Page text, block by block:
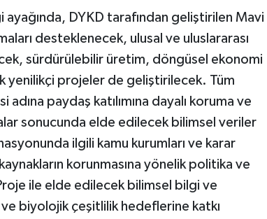
DYKD tarafından geliştirilen Mavi
desteklenecek, ulusal ve uluslararası
sürdürülebilir üretim, döngüsel ekonomi
yenilikçi projeler de geliştirilecek. Tüm
adına paydaş katılımına dayalı koruma ve
sonucunda elde edilecek bilimsel veriler
ilgili kamu kurumları ve karar
korunmasına yönelik politika ve
ile elde edilecek bilimsel bilgi ve
biyolojik çeşitlilik hedeflerine katkı